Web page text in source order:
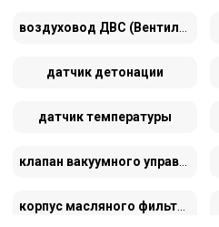
датчик детонации
датчик температуры